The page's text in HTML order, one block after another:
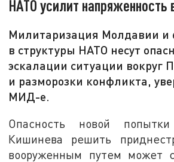
НАТО усилит напряженность
Милитаризация Молдавии и
в структуры НАТО несут
эскалации ситуации вокруг
и разморозки конфликта,
МИД-е.
Опасность новой попытки
Кишинева решить
вооруженным путем может